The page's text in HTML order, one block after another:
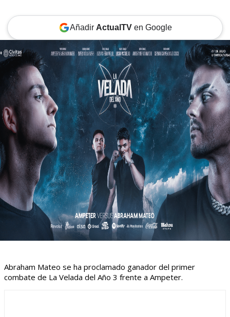
Añadir ActualTVen Google
Abraham Mateo se ha proclamado ganador del primer
combate de La Velada del Año 3 frente a Ampeter.